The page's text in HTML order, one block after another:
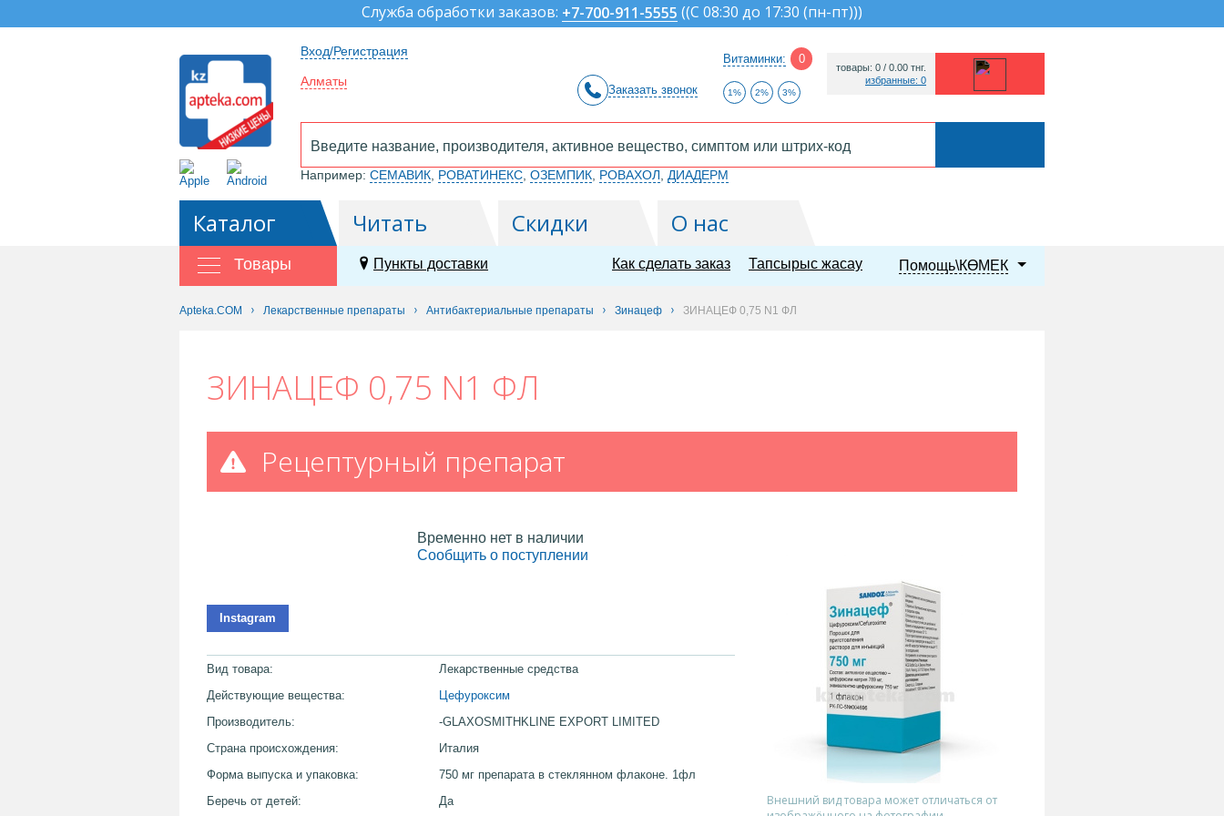
Служба обработки заказов: +7-700-911-5555 ((С 08:30 до 17:30 (пн-пт)))
Вход/Регистрация
Алматы
Заказать звонок
Витаминки: 0
1% 2% 3%
товары: 0 / 0.00 тнг.
избранные: 0
Например: СЕМАВИК РОВАТИНЕКС ОЗЕМПИК РОВАХОЛ ДИАДЕРМ
Каталог Читать Скидки О нас
Товары Пункты доставки Помощь\КӨМЕК
Тапсырыс жасау
Как сделать заказ
Apteka.COM Лекарственные препараты Антибактериальные препараты Зинацеф ЗИНАЦЕФ 0,75 N1 ФЛ
ЗИНАЦЕФ 0,75 N1 ФЛ
Рецептурный препарат
Временно нет в наличии
Сообщить о поступлении
Instagram
Вид товара:
Лекарственные средства
Действующие вещества:
Цефуроксим
Производитель:
-GLAXOSMITHKLINE EXPORT LIMITED
Страна происхождения:
Италия
Форма выпуска и упаковка:
750 мг препарата в стеклянном флаконе. 1фл
Беречь от детей:
Да
Внешний вид товара может отличаться от